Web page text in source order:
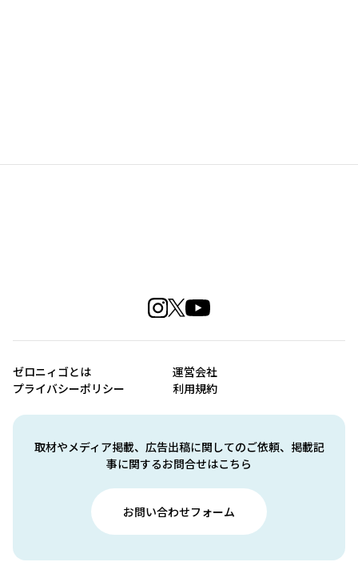
取材やメディア掲載、広告出稿に関してのご依頼、掲載記
事に関するお問合せはこちら
お問い合わせフォーム
ゼロニィゴとは
運営会社
プライバシーポリシー
利用規約